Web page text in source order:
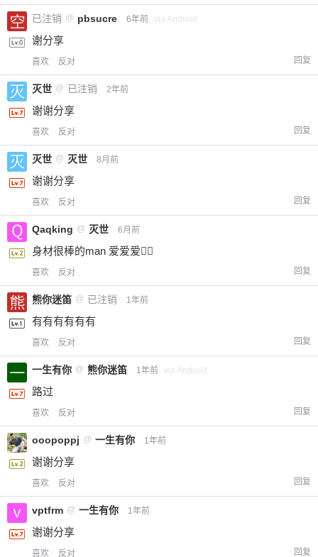
已注销 @ pbsucre 6年前 via Android
谢分享
喜欢 反对 回复
灭世 @ 已注销 2年前
谢谢分享
喜欢 反对 回复
灭世 @ 灭世 8月前
谢谢分享
喜欢 反对 回复
Qaqking @ 灭世 6月前
身材很棒的man 爱爱爱😮‍💨
喜欢 反对 回复
熊你迷笛 @ 已注销 1年前
有有有有有有
喜欢 反对 回复
一生有你 @ 熊你迷笛 1年前 via Android
路过
喜欢 反对 回复
ooopoppj @ 一生有你 1年前
谢谢分享
喜欢 反对 回复
vptfrm @ 一生有你 1年前
谢谢分享
喜欢 反对 回复